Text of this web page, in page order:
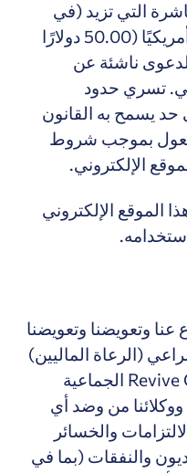
التي تزيد (في
المجموع) عن خمسين دولارًا أمريكيًا (50.00 دولارًا
ناشئة عن
حدود
يسمح به القانون
بموجب شروط
الإلكتروني.
الإلكتروني
وتعويضنا وتعويضنا
(الرعاة الماليين)
وأعضاء مجموعة Revive Our Ocean الجماعية
من وضد أي
والخسائر
والنفقات (بما في